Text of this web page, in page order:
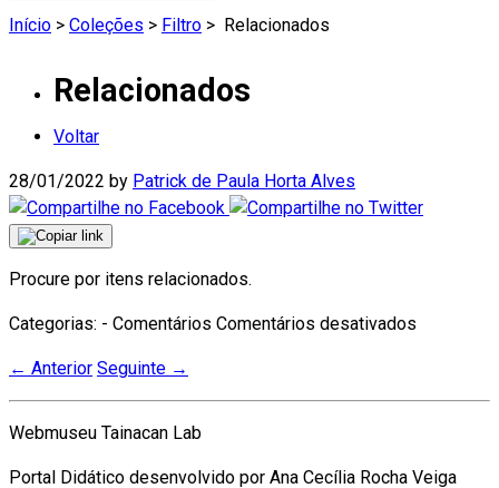
Início > Coleções > Filtro > Relacionados
Relacionados
Voltar
28/01/2022 by Patrick de Paula Horta Alves
Procure por itens relacionados.
Categorias: - Comentários Comentários desativados
← Anterior Seguinte →
Webmuseu Tainacan Lab
Portal Didático desenvolvido por Ana Cecília Rocha Veiga